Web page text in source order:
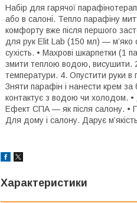
Набір для гарячої
або в салоні. Тепло парафіну
комфорту вже після першого
для рук Elit Lab (150 мл) — м’яко
сухість. • Махрові шкарпетки (1
змити теплою водою, висушити.
температури. 4. Опустити руки
Зняти парафін і нанести крем за
контактує з водою чи холодом. •
Ефект СПА — як після салону. •
Для дому і салону. Дарує
Характеристики